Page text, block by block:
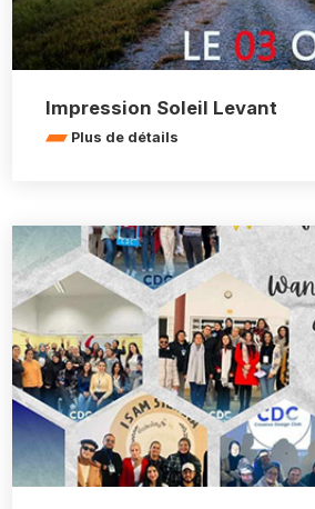
Impression Soleil Levant
Plus de détails